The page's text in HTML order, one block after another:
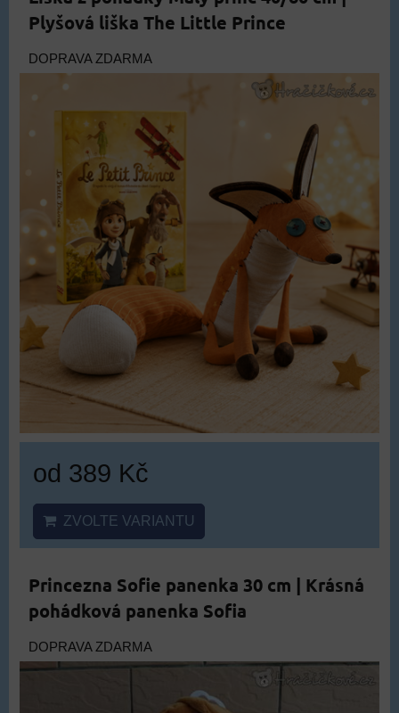
Plyšová liška The Little Prince
DOPRAVA ZDARMA
od 389 Kč
ZVOLTE VARIANTU
Princezna Sofie panenka 30 cm | Krásná
pohádková panenka Sofia
DOPRAVA ZDARMA